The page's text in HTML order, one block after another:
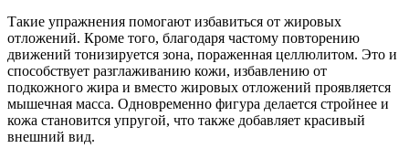
Такие упражнения помогают избавиться от жировых
отложений. Кроме того, благодаря частому повторению
движений тонизируется зона, пораженная целлюлитом. Это и
способствует разглаживанию кожи, избавлению от
подкожного жира и вместо жировых отложений проявляется
мышечная масса. Одновременно фигура делается стройнее и
кожа становится упругой, что также добавляет красивый
внешний вид.